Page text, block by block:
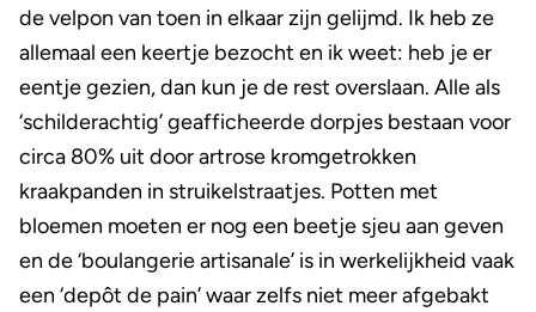
de velpon van toen in elkaar zijn gelijmd. Ik heb ze
allemaal een keertje bezocht en ik weet: heb je er
eentje gezien, dan kun je de rest overslaan. Alle als
‘schilderachtig’ geafficheerde dorpjes bestaan voor
circa 80% uit door artrose kromgetrokken
kraakpanden in struikelstraatjes. Potten met
bloemen moeten er nog een beetje sjeu aan geven
en de ‘boulangerie artisanale’ is in werkelijkheid vaak
een ‘depôt de pain’ waar zelfs niet meer afgebakt